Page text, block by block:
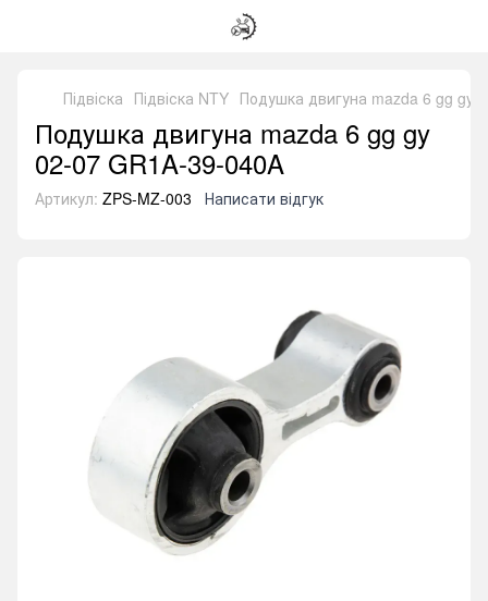
Підвіска Підвіска NTY Подушка двигуна mazda 6 gg gy
Подушка двигуна mazda 6 gg gy
02-07 GR1A-39-040A
Артикул: ZPS-MZ-003 Написати відгук